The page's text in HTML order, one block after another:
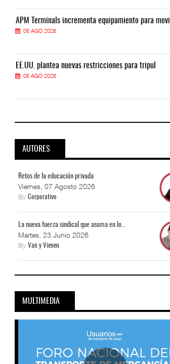
APM Terminals incrementa equipamiento para movi
05 AGO 2026
EE.UU. plantea nuevas restricciones para tripul
05 AGO 2026
AUTORES
Retos de la educación privada
Viernes, 07 Agosto 2026
ByCorporativo
La nueva fuerza sindical que asoma en lo...
Martes, 23 Junio 2026
ByVan y Vienen
MULTIMEDIA